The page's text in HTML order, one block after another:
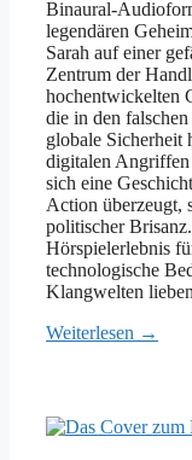
Binaural-
legendären
Sarah auf einer
Zentrum der
hochentwickelten
die in den
globale Sicherheit
digitalen
sich eine
Action überzeugt,
politischer
Hörspielerlebnis
technologische
Klangwelten
Weiterlesen →